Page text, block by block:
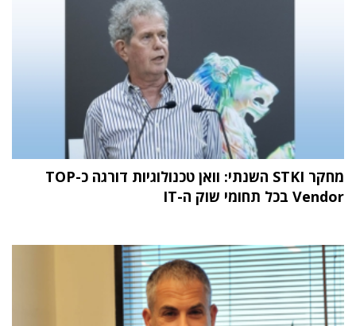
מחקר STKI השנתי: וואן טכנולוגיות דורגה כ-TOP
Vendor בכל תחומי שוק ה-IT